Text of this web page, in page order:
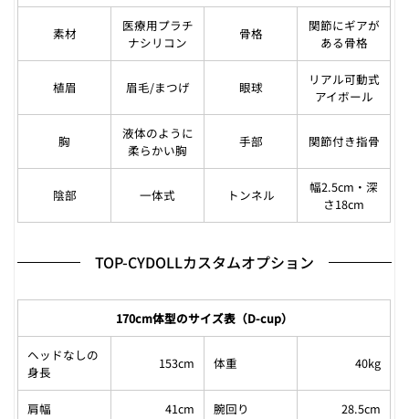
素材
医療用プラチ
ナシリコン
骨格
関節にギアが
ある骨格
植眉 眉毛/まつげ 眼球
リアル可動式
アイボール
胸
液体のように
柔らかい胸
手部 関節付き指骨
陰部 一体式 トンネル
幅2.5cm・深
さ18cm
TOP-CYDOLLカスタムオプション
170cm体型のサイズ表（D-cup）
ヘッドなしの
身長
153cm 体重 40kg
肩幅 41cm 腕回り 28.5cm